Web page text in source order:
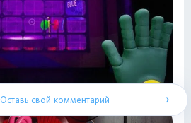
Оставь свой комментарий ›